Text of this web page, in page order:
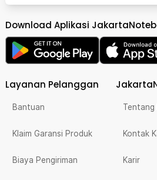
Download Aplikasi
Layanan Pelanggan
Bantuan
Klaim Garansi Produk
Biaya Pengiriman
Tentang
Kontak
Karir